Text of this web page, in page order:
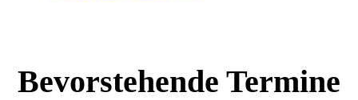
Bevorstehende Termine